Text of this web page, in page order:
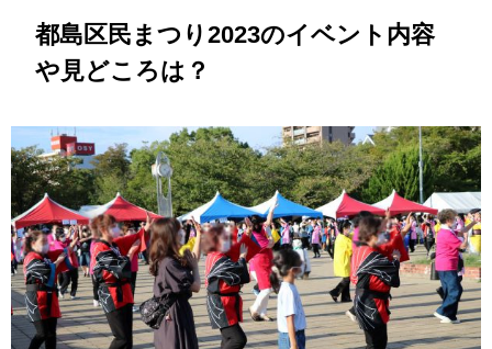
都島区民まつり2023のイベント内容
や見どころは？